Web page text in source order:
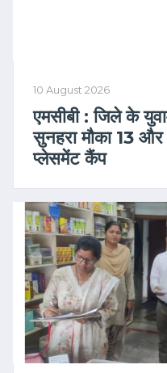
10 August 2026
एमसीबी : जिले के
सुनहरा मौका 13
प्लेसमेंट कैंप